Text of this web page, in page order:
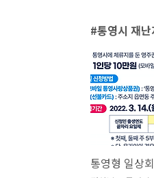
통영시 재